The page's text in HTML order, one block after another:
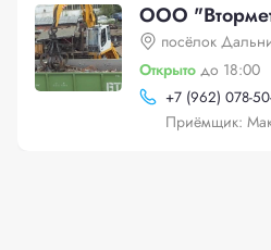
ООО
посёлок
Открыто до 18:00
+7 (962) 078-
Приёмщик: